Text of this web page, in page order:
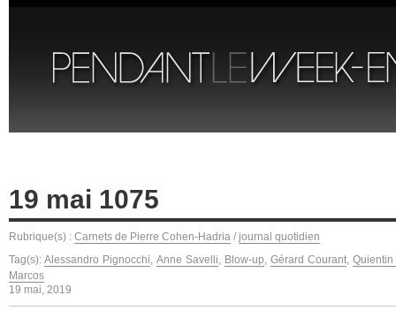
19 mai 1075
Rubrique(s) : Carnets de Pierre Cohen-Hadria / journal quotidien
Tag(s):Alessandro Pignocchi, Anne Savelli, Blow-up,Gérard Courant,
Marcos
19 mai, 2019